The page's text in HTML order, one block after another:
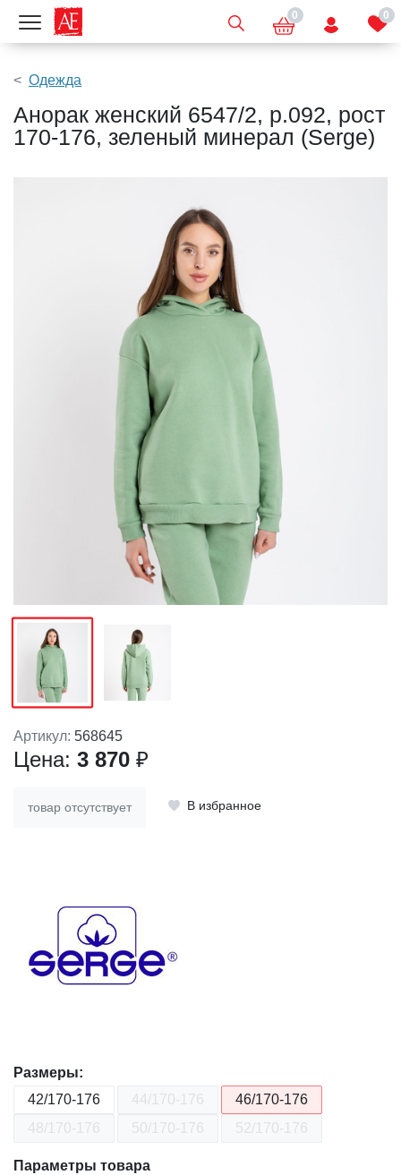
Показать меню 0 0
Одежда
Анорак женский 6547/2, р.092, рост
170-176, зеленый минерал (Serge)
Артикул: 568645
Цена: 3 870 ₽
товар отсутствует В избранное
Размеры:
42/170-176
44/170-176
46/170-176
48/170-176
50/170-176 52/170-176
Параметры товара